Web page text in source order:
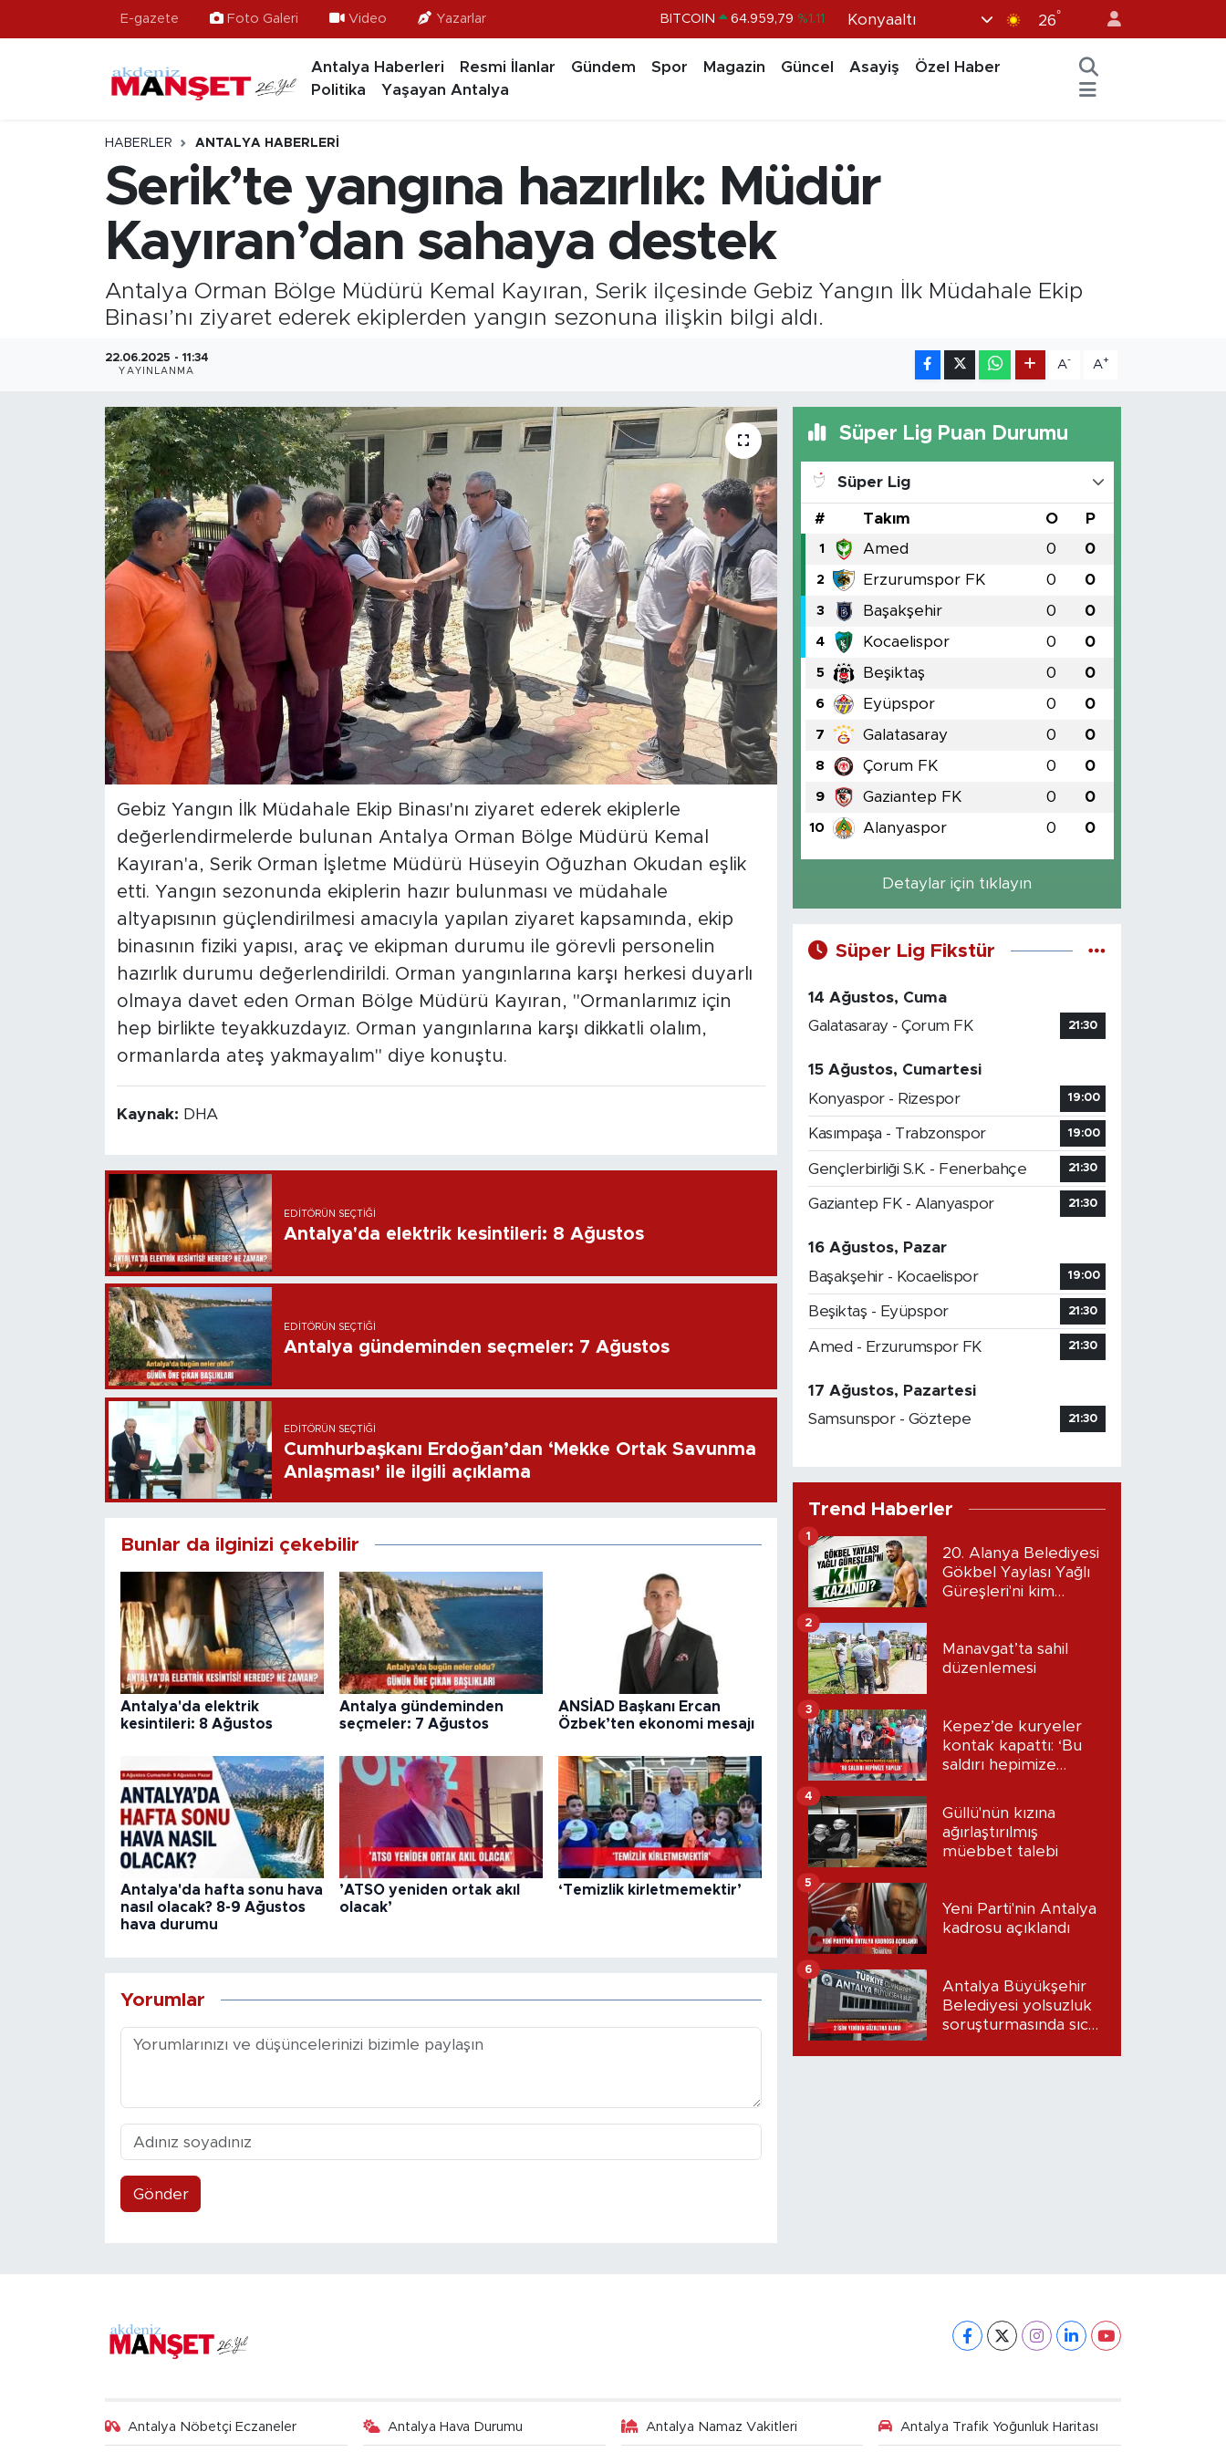
E-gazete Foto Galeri Video Yazarlar BITCOIN 64.959,79 %1.11
BİST100 13.779 %-14
Konyaaltı 26°
Antalya Haberleri Resmi İlanlar Gündem Spor Magazin Güncel Asayiş
Özel Haber
Politika
Yaşayan Antalya
HABERLER ANTALYA HABERLERI
Serik’te yangına hazırlık: Müdür
Kayıran’dan sahaya destek
Antalya Orman Bölge Müdürü Kemal Kayıran, Serik ilçesinde Gebiz Yangın İlk Müdahale Ekip
Binası’nı ziyaret ederek ekiplerden yangın sezonuna ilişkin bilgi aldı.
22.06.2025 - 11:34
YAYINLANMA
A- A+
Gebiz Yangın İlk Müdahale Ekip Binası'nı ziyaret ederek ekiplerle
değerlendirmelerde bulunan Antalya Orman Bölge Müdürü Kemal
Kayıran'a, Serik Orman İşletme Müdürü Hüseyin Oğuzhan Okudan eşlik
etti. Yangın sezonunda ekiplerin hazır bulunması ve müdahale
altyapısının güçlendirilmesi amacıyla yapılan ziyaret kapsamında, ekip
binasının fiziki yapısı, araç ve ekipman durumu ile görevli personelin
hazırlık durumu değerlendirildi. Orman yangınlarına karşı herkesi duyarlı
olmaya davet eden Orman Bölge Müdürü Kayıran, "Ormanlarımız için
hep birlikte teyakkuzdayız. Orman yangınlarına karşı dikkatli olalım,
ormanlarda ateş yakmayalım" diye konuştu.
Kaynak: DHA
EDITÖRÜN SEÇTIĞI
Antalya'da elektrik kesintileri: 8 Ağustos
EDITÖRÜN SEÇTIĞI
Antalya gündeminden seçmeler: 7 Ağustos
EDITÖRÜN SEÇTIĞI
Cumhurbaşkanı Erdoğan’dan ‘Mekke Ortak Savunma
Anlaşması’ ile ilgili açıklama
Bunlar da ilginizi çekebilir
Antalya'da elektrik
kesintileri: 8 Ağustos
Antalya gündeminden
seçmeler: 7 Ağustos
ANSİAD Başkanı Ercan
Özbek’ten ekonomi mesajı
Antalya'da hafta sonu hava
nasıl olacak? 8-9 Ağustos
hava durumu
’ATSO yeniden ortak akıl
olacak’
‘Temizlik kirletmemektir’
Yorumlar
Gönder
Süper Lig Puan Durumu
Süper Lig
# Takım O P
1 Amed 0 0
2 Erzurumspor FK 0 0
3 Başakşehir 0 0
4 Kocaelispor 0 0
5 Beşiktaş 0 0
6 Eyüpspor 0 0
7 Galatasaray 0 0
8 Çorum FK 0 0
9 Gaziantep FK 0 0
10 Alanyaspor 0 0
Detaylar için tıklayın
Süper Lig Fikstür
14 Ağustos, Cuma
Galatasaray - Çorum FK
21:30
15 Ağustos, Cumartesi
Konyaspor - Rizespor
19:00
Kasımpaşa - Trabzonspor 19:00
Gençlerbirliği S.K. - Fenerbahçe 21:30
Gaziantep FK - Alanyaspor 21:30
16 Ağustos, Pazar
Başakşehir - Kocaelispor
19:00
Beşiktaş - Eyüpspor 21:30
Amed - Erzurumspor FK 21:30
17 Ağustos, Pazartesi
Samsunspor - Göztepe
21:30
Trend Haberler
20. Alanya Belediyesi
Gökbel Yaylası Yağlı
Güreşleri'ni kim
1
Manavgat’ta sahil
düzenlemesi
2
Kepez’de kuryeler
kontak kapattı: ‘Bu
saldırı hepimize
3
Güllü'nün kızına
ağırlaştırılmış
müebbet talebi
4
Yeni Parti'nin Antalya
kadrosu açıklandı
5
Antalya Büyükşehir
Belediyesi yolsuzluk
soruşturmasında sıcak
6
Antalya Nöbetçi Eczaneler Antalya Hava Durumu Antalya Namaz Vakitleri Antalya Trafik Yoğunluk Haritası
Ekonomi
Gündem
Magazin
Özel Haber
Politika
Resmi İlanlar
Turizm
Antalya Nöbetçi Eczaneler
Antalya Namaz Vakitleri
Antalya Trafik Yoğunluk Haritası
Süper Lig Puan Durumu ve Fikstür
Tüm Manşetler